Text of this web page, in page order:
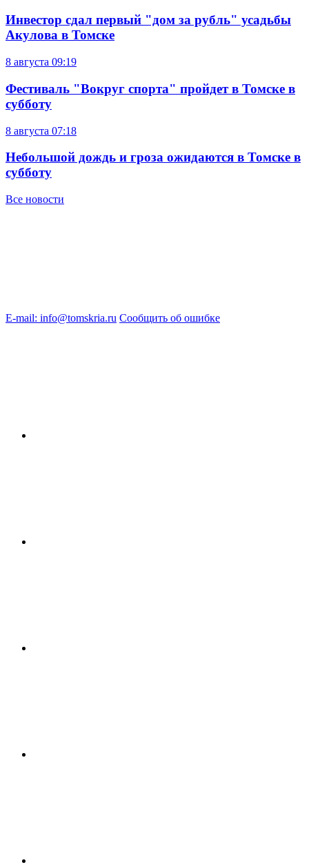
Инвестор сдал первый "дом за рубль" усадьбы
Акулова в Томске
8 августа 09:19
Фестиваль "Вокруг спорта" пройдет в Томске в
субботу
8 августа 07:18
Небольшой дождь и гроза ожидаются в Томске в
субботу
Все новости
E-mail: info@tomskria.ru Сообщить об ошибке